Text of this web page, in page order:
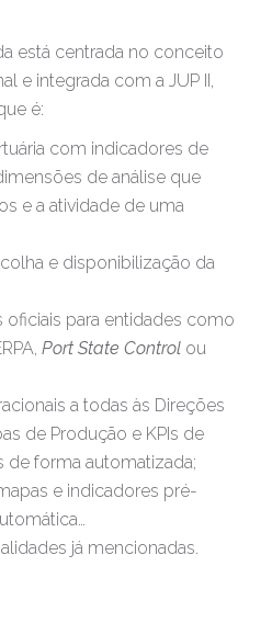
está centrada no conceito
e integrada com a JUP II,
é:
com indicadores de
de análise que
e a atividade de uma
e disponibilização da
para entidades como
Port State Control ou
a todas às Direções
de Produção e KPIs de
de forma automatizada;
e indicadores pré-
já mencionadas.